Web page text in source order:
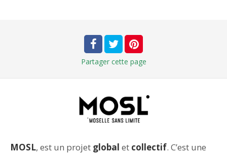
Partager cette page
MOSL, est un projet global et collectif. C’est une